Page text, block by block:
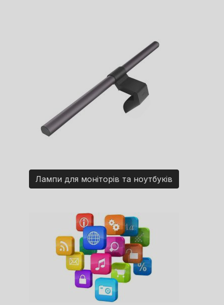
Лампи для моніторів та ноутбуків